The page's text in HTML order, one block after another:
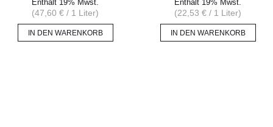
Enthält 19% Mwst.
(47,60 € / 1 Liter)
IN DEN WARENKORB
Enthält 19% Mwst.
(22,53 € / 1 Liter)
IN DEN WARENKORB